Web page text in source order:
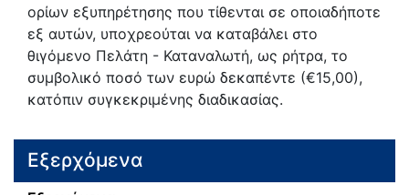
ορίων εξυπηρέτησης που τίθενται σε οποιαδήποτε
εξ αυτών, υποχρεούται να καταβάλει στο
θιγόµενο Πελάτη - Καταναλωτή, ως ρήτρα, το
συµβολικό ποσό των ευρώ δεκαπέντε (€15,00),
κατόπιν συγκεκριµένης διαδικασίας.
Εξερχόμενα